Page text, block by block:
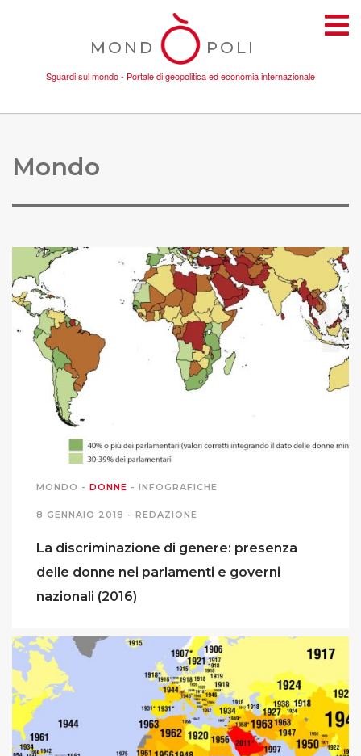
MOND POLI
Sguardi sul mondo - Portale di geopolitica ed economia internazionale
TEMI
AMBIENTE
CONFLITTI
DONNE
ECONOMIA
MIGRAZIONI
POVERTÀ
SALUTE
PUNTI DI VISTA
MONDO IN CIFRE
NAVIGANDO IN RETE
Mondo
MONDO - DONNE - INFOGRAFICHE
8 GENNAIO 2018 - REDAZIONE
La discriminazione di genere: presenza
delle donne nei parlamenti e governi
nazionali (2016)